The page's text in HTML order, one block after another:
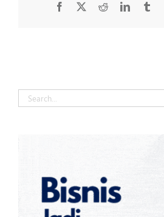
Facebook
X RedditLinkedIn
Search
for: